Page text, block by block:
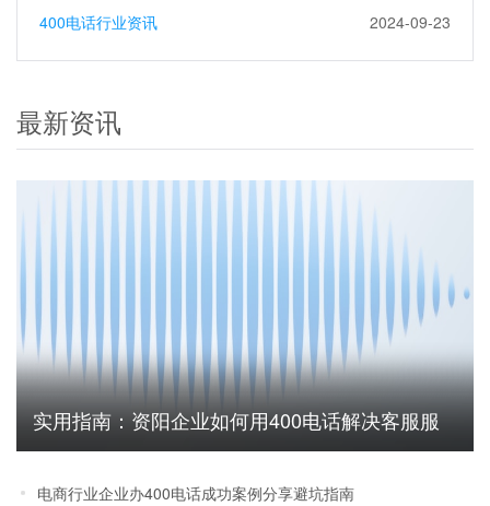
400电话行业资讯 2024-09-23
最新资讯
实用指南：资阳企业如何用400电话解决客服服
务无法追踪难题
电商行业企业办400电话成功案例分享避坑指南